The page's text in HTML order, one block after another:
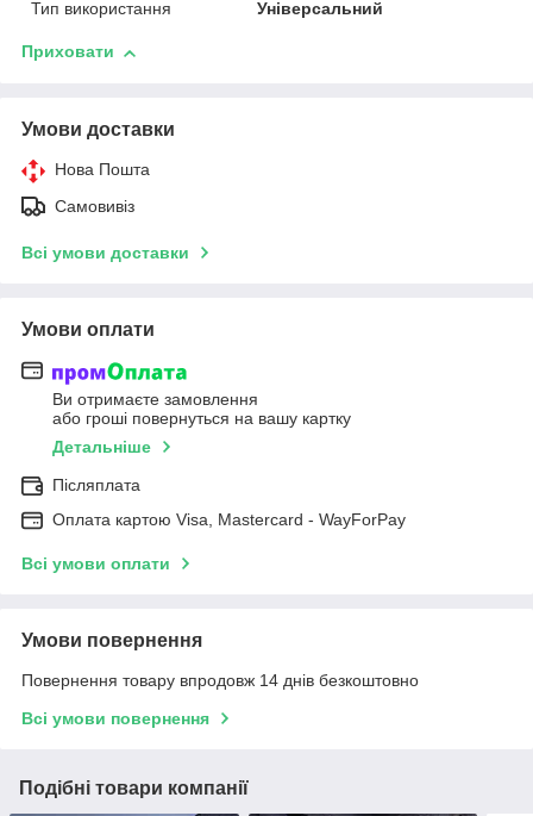
Тип використання Універсальний
Приховати
Умови доставки
Нова Пошта
Самовивіз
Всі умови доставки
Умови оплати
Ви отримаєте замовлення
або гроші повернуться на вашу картку
Детальніше
Післяплата
Оплата картою Visa, Mastercard - WayForPay
Всі умови оплати
Умови повернення
Повернення товару впродовж 14 днів безкоштовно
Всі умови повернення
Подібні товари компанії